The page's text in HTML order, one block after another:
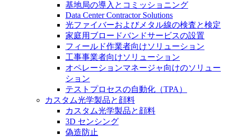
基地局の導入とコミッショニング
Data Center Contractor Solutions
光ファイバーおよびメタル線の検査と検定
家庭用ブロードバンドサービスの設置
フィールド作業者向けソリューション
工事事業者向けソリューション
オペレーションマネージャ向けのソリュー
ション
テストプロセスの自動化（TPA）
カスタム光学製品と顔料
カスタム光学製品と顔料
3D センシング
偽造防止